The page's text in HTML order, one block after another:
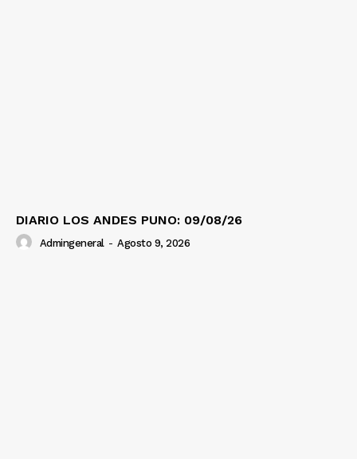
DIARIO LOS ANDES PUNO: 09/08/26
Admingeneral - Agosto 9, 2026